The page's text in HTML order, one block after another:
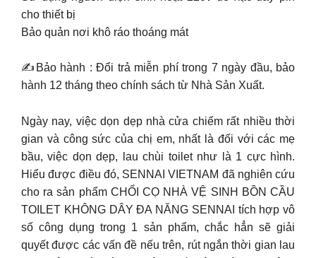
cho thiết bị
Bảo quản nơi khô ráo thoáng mát
✍Bảo hành : Đổi trả miễn phí trong 7 ngày đầu, bảo
hành 12 tháng theo chính sách từ Nhà Sản Xuất.
Ngày nay, việc dọn dẹp nhà cửa chiếm rất nhiều thời
gian và công sức của chị em, nhất là đối với các mẹ
bầu, việc dọn dẹp, lau chùi toilet như là 1 cực hình.
Hiểu được điều đó, SENNAI VIETNAM đã nghiên cứu
cho ra sản phẩm CHỔI CỌ NHÀ VỆ SINH BỒN CẦU
TOILET KHÔNG DÂY ĐA NĂNG SENNAI tích hợp vô
số công dụng trong 1 sản phẩm, chắc hẳn sẽ giải
quyết được các vấn đề nếu trên, rút ngắn thời gian lau